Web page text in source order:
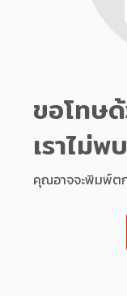
ขอโทษ
เราไม่
คุณอาจจะพิมพ์ต